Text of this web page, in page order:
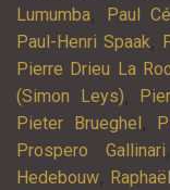
Lumumba, Paul
Paul-Henri Spaak,
Pierre Drieu La
(Simon Leys),
Pieter Brueghel,
Prospero Gallinari
Hedebouw, Raphaël